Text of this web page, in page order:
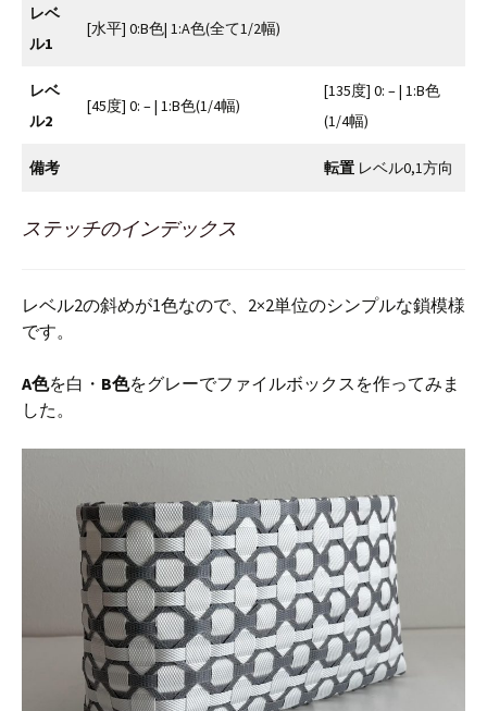
レベ
ル1
[水平] 0:B色| 1:A色(全て1/2幅)
レベ
ル2
[45度] 0: – | 1:B色(1/4幅)
[135度] 0: – | 1:B色
(1/4幅)
備考 転置 レベル0,1方向
ステッチのインデックス
レベル2の斜めが1色なので、2×2単位のシンプルな鎖模様
です。
A色を白・ B色をグレーでファイルボックスを作ってみま
した。